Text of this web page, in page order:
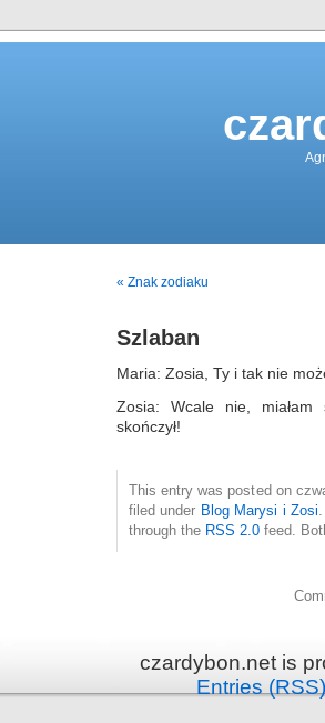
« Znak zodiaku
Szlaban
Maria: Zosia, Ty i tak nie
Zosia: Wcale nie,
skończył!
This entry was posted on
filed under Blog Marysi i Zosi
through the RSS 2.0 feed.
czardybon.net is
Entries (RSS)